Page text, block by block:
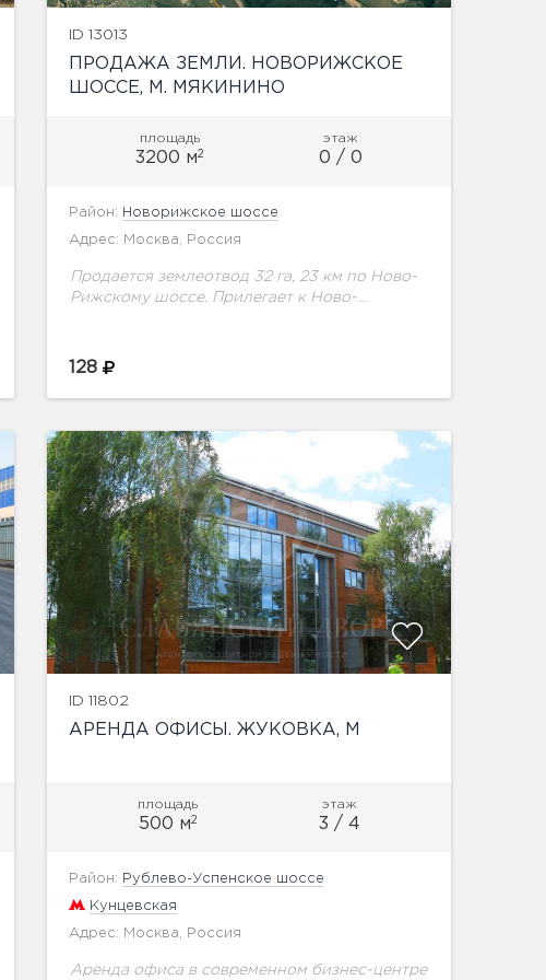
ID 13013
ПРОДАЖА ЗЕМЛИ. НОВОРИЖСКОЕ
ШОССЕ, М. МЯКИНИНО
площадь
3200 м2
этаж
0 / 0
Район: Новорижское шоссе
Адрес: Москва, Россия
Продается землеотвод 32 га, 23 км по Ново-
Рижскому шоссе. Прилегает к Ново-
коммуникациям. Категория земли - земли
128
ID 11802
АРЕНДА ОФИСЫ. ЖУКОВКА, М
площадь
500 м2
этаж
3 / 4
Район: Рублево-Успенское шоссе
Кунцевская
Адрес: Москва, Россия
Аренда офиса в современном бизнес-центре